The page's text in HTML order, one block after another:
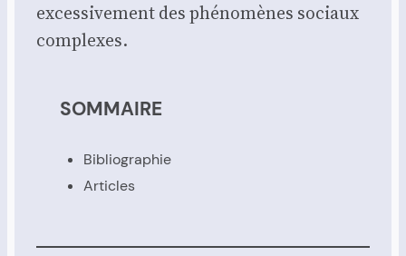
exces­si­ve­ment des phé­no­mènes sociaux
com­plexes.
SOMMAIRE
Biblio­gra­phie
Articles